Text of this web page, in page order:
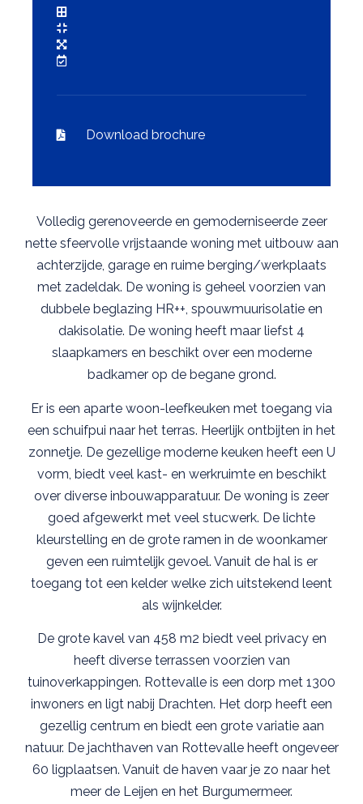
Volledig gerenoveerde en gemoderniseerde zeer
nette sfeervolle vrijstaande woning met uitbouw aan
achterzijde, garage en ruime berging/werkplaats
met zadeldak. De woning is geheel voorzien van
dubbele beglazing HR++, spouwmuurisolatie en
dakisolatie. De woning heeft maar liefst 4
slaapkamers en beschikt over een moderne
badkamer op de begane grond.
Er is een aparte woon-leefkeuken met toegang via
een schuifpui naar het terras. Heerlijk ontbijten in het
zonnetje. De gezellige moderne keuken heeft een U
vorm, biedt veel kast- en werkruimte en beschikt
over diverse inbouwapparatuur. De woning is zeer
goed afgewerkt met veel stucwerk. De lichte
kleurstelling en de grote ramen in de woonkamer
geven een ruimtelijk gevoel. Vanuit de hal is er
toegang tot een kelder welke zich uitstekend leent
als wijnkelder.
De grote kavel van 458 m2 biedt veel privacy en
heeft diverse terrassen voorzien van
tuinoverkappingen. Rottevalle is een dorp met 1300
inwoners en ligt nabij Drachten. Het dorp heeft een
gezellig centrum en biedt een grote variatie aan
natuur. De jachthaven van Rottevalle heeft ongeveer
60 ligplaatsen. Vanuit de haven vaar je zo naar het
meer de Leijen en het Burgumermeer.
Download brochure